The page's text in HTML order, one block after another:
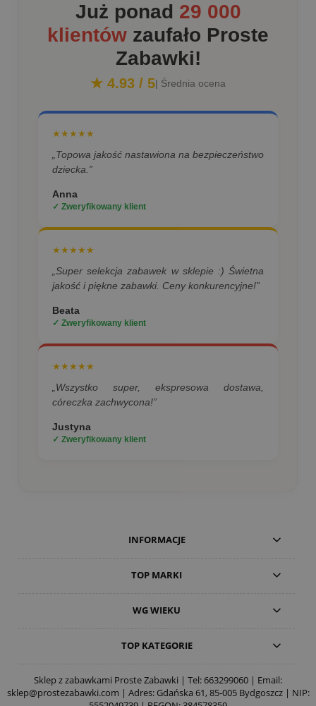
Już ponad 29 000
klientów zaufało Proste
Zabawki!
★ 4.93 / 5| Średnia ocena
★★★★★
„Topowa jakość nastawiona na bezpieczeństwo
dziecka.”
Anna
✓ Zweryfikowany klient
★★★★★
„Super selekcja zabawek w sklepie :) Świetna
jakość i piękne zabawki. Ceny konkurencyjne!”
Beata
✓ Zweryfikowany klient
★★★★★
„Wszystko super, ekspresowa dostawa,
córeczka zachwycona!”
Justyna
✓ Zweryfikowany klient
INFORMACJE
TOP MARKI
WG WIEKU
TOP KATEGORIE
Sklep z zabawkami Proste Zabawki | Tel:663299060 | Email:
sklep@prostezabawki.com | Adres: Gdańska 61, 85-005 Bydgoszcz | NIP: